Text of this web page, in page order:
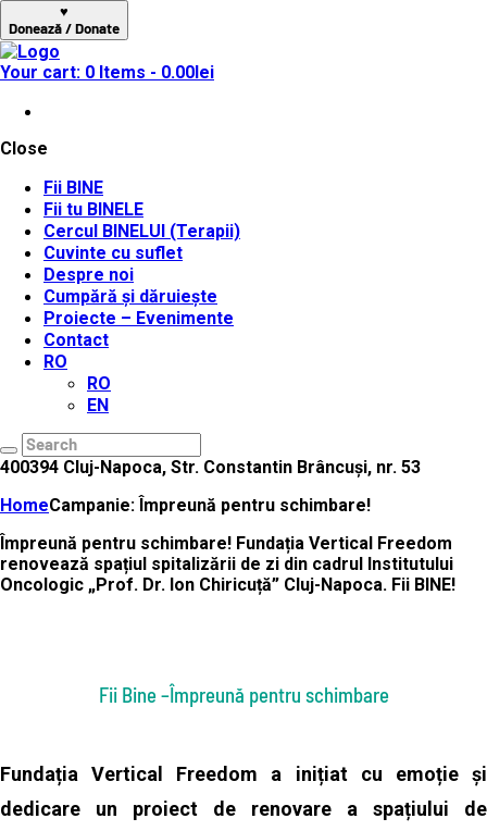
♥
Donează / Donate
Your cart: 0 Items - 0.00lei
Close
Fii BINE
Fii tu BINELE
Cercul BINELUI (Terapii)
Cuvinte cu suflet
Despre noi
Cumpără și dăruiește
Proiecte – Evenimente
Contact
RO
RO
EN
400394 Cluj-Napoca, Str. Constantin Brâncuși, nr. 53
HomeCampanie: Împreună pentru schimbare!
Împreună pentru schimbare! Fundația Vertical Freedom
renovează spațiul spitalizării de zi din cadrul Institutului
Oncologic „Prof. Dr. Ion Chiricuță” Cluj-Napoca. Fii BINE!
Fii Bine –Împreună pentru schimbare
Fundația Vertical Freedom a inițiat cu emoție și
dedicare un proiect de renovare a spațiului de